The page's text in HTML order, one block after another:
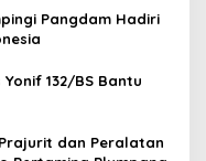
Pangdam Hadiri
132/BS Bantu
dan Peralatan